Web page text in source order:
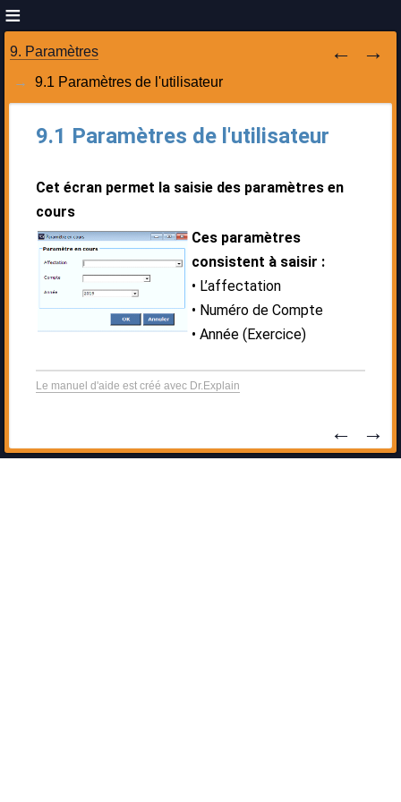
9. Paramètres
9.1 Paramètres de l'utilisateur
9.1 Paramètres de l'utilisateur
Cet écran permet la saisie des paramètres en
cours
Ces paramètres
consistent à saisir :
L’affectation
Numéro de Compte
Année (Exercice)
Le manuel d'aide est créé avec Dr.Explain